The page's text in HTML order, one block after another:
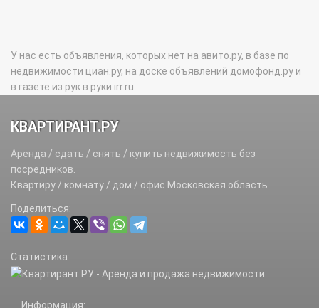
У нас есть объявления, которых нет на авито.ру, в базе по
недвижимости циан.ру, на доске объявлений домофонд.ру и
в газете из рук в руки irr.ru
КВАРТИРАНТ.РУ
Аренда / сдать / снять / купить недвижимость без
посредников.
Квартиру / комнату / дом / офис Московская область
Поделиться:
Статистика:
Информация: